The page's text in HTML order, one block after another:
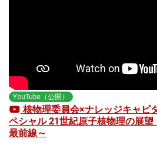
YouTube（公開）
核物理委員会×ナレッジキャピ
ペシャル 21世紀原子核物理の展
最前線～